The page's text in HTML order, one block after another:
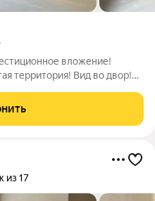
вложение!
территория! Вид во двор!
ближе чем можно
из 17